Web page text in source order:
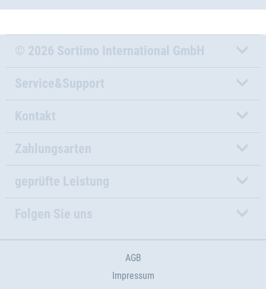
© 2026 Sortimo International GmbH
Service&Support
Kontakt
Zahlungsarten
geprüfte Leistung
Folgen Sie uns
AGB
Impressum